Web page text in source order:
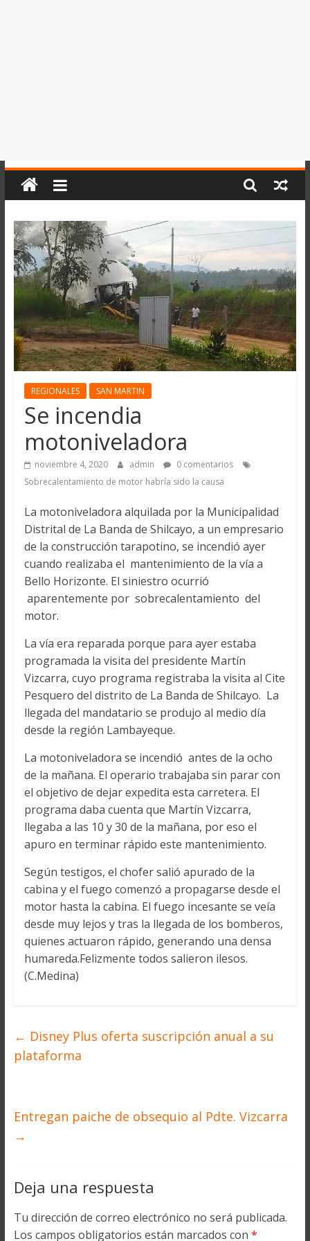
REGIONALES SAN MARTIN
Se incendia
motoniveladora
noviembre 4, 2020 admin
0 comentarios
Sobrecalentamiento de motor habría sido la causa
La motoniveladora alquilada por la Municipalidad
Distrital de La Banda de Shilcayo, a un empresario
de la construcción tarapotino, se incendió ayer
cuando realizaba el mantenimiento de la vía a
Bello Horizonte. El siniestro ocurrió
aparentemente por sobrecalentamiento del
motor.
La vía era reparada porque para ayer estaba
programada la visita del presidente Martín
Vizcarra, cuyo programa registraba la visita al Cite
Pesquero del distrito de La Banda de Shilcayo. La
llegada del mandatario se produjo al medio día
desde la región Lambayeque.
La motoniveladora se incendió antes de la ocho
de la mañana. El operario trabajaba sin parar con
el objetivo de dejar expedita esta carretera. El
programa daba cuenta que Martín Vizcarra,
llegaba a las 10 y 30 de la mañana, por eso el
apuro en terminar rápido este mantenimiento.
Según testigos, el chofer salió apurado de la
cabina y el fuego comenzó a propagarse desde el
motor hasta la cabina. El fuego incesante se veía
desde muy lejos y tras la llegada de los bomberos,
quienes actuaron rápido, generando una densa
humareda.Felizmente todos salieron ilesos.
(C.Medina)
← Disney Plus oferta suscripción anual a su
plataforma
Entregan paiche de obsequio al Pdte. Vizcarra
→
Deja una respuesta
Tu dirección de correo electrónico no será publicada.
Los campos obligatorios están marcados con *